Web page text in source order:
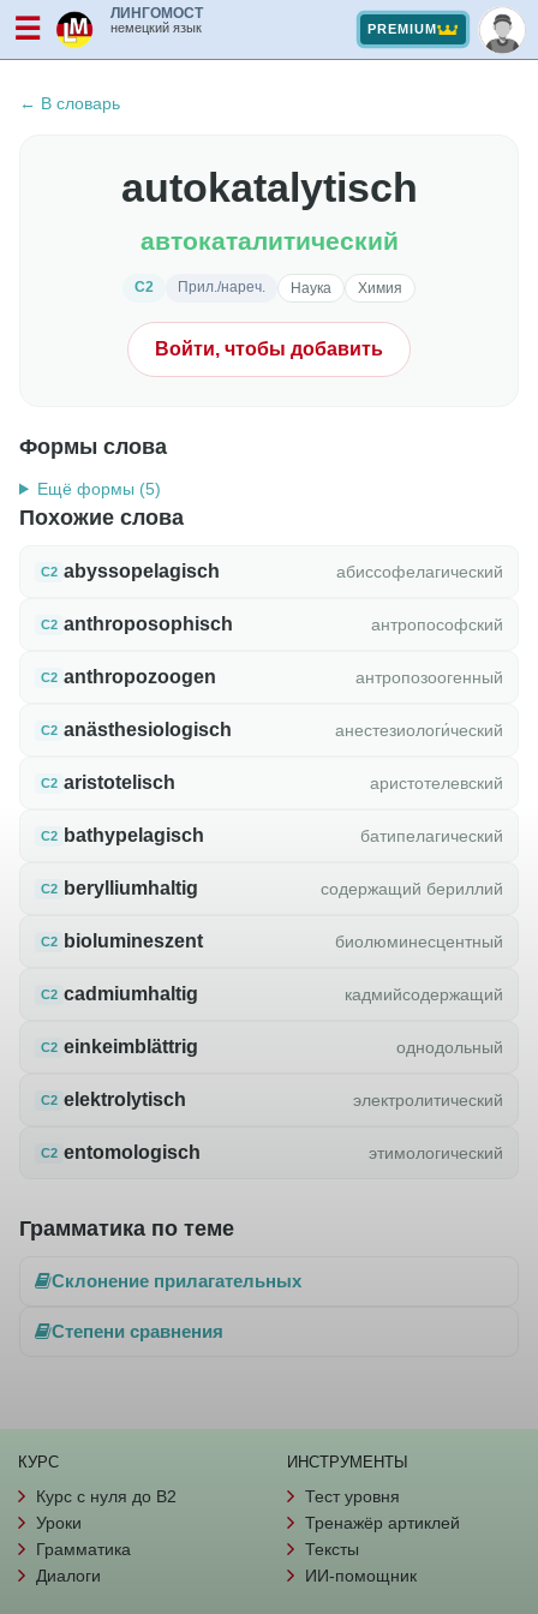
☰ ЛИНГОМОСТ
немецкий язык PREMIUM
← В словарь
autokatalytisch
автокаталитический
C2 Прил./нареч. Наука Химия
Войти, чтобы добавить
Формы слова
Ещё формы (5)
Похожие слова
C2 abyssopelagisch абиссофелагический
C2 anthroposophisch антропософский
C2 anthropozoogen антропозоогенный
C2 anästhesiologisch анестезиологи́ческий
C2 aristotelisch аристотелевский
C2 bathypelagisch батипелагический
C2 berylliumhaltig содержащий бериллий
C2 biolumineszent биолюминесцентный
C2 cadmiumhaltig кадмийсодержащий
C2 einkeimblättrig однодольный
C2 elektrolytisch электролитический
C2 entomologisch этимологический
Грамматика по теме
Склонение прилагательных
Степени сравнения
КУРС
Курс с нуля до B2
Уроки
Грамматика
Диалоги
ИНСТРУМЕНТЫ
Тест уровня
Тренажёр артиклей
Тексты
ИИ-помощник